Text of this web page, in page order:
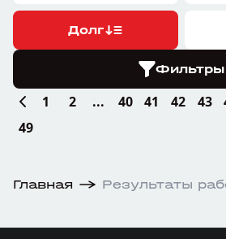
Долг
Фильтры
1 2 ... 40 41 42 43
49
Главная Результаты